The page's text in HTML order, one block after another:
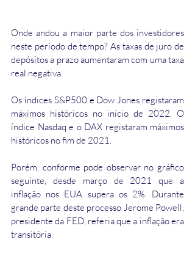
Onde andou a maior parte dos investidores
neste período de tempo? As taxas de juro de
depósitos a prazo aumentaram com uma taxa
real negativa.
Os índices S&P500 e Dow Jones registaram
máximos históricos no início de 2022. O
índice Nasdaq e o DAX registaram máximos
históricos no fim de 2021.
Porém, conforme pode observar no gráfico
seguinte, desde março de 2021 que a
inflação nos EUA supera os 2%. Durante
grande parte deste processo Jerome Powell,
presidente da FED, referia que a inflação era
transitória.